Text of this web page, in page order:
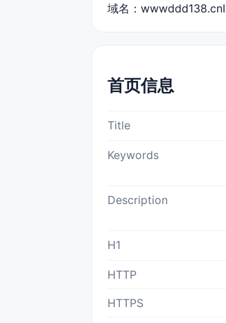
域名：wwwddd138.cn
首页信息
Title
Keywords
Description
H1
HTTP
HTTPS